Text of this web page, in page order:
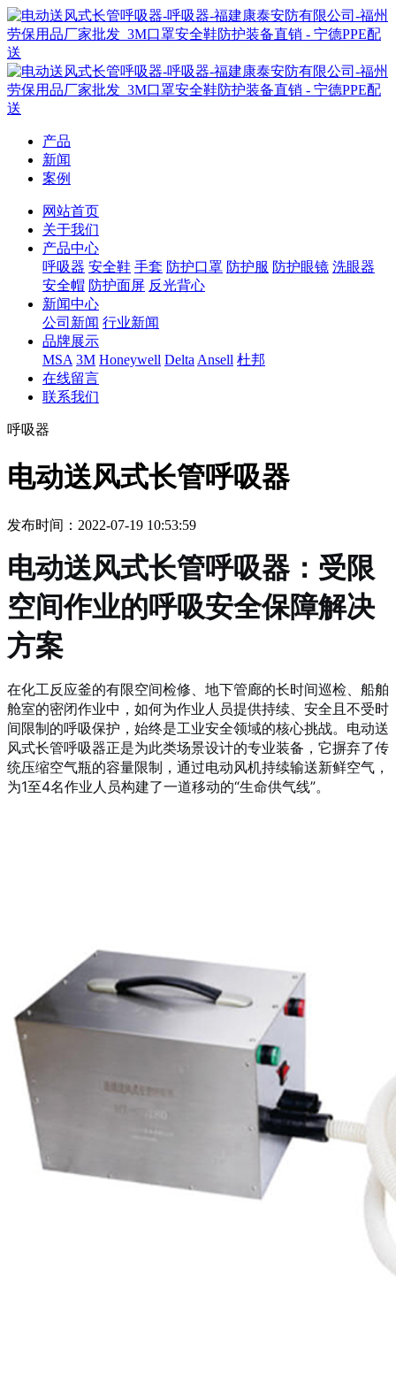
产品
新闻
案例
网站首页
关于我们
产品中心
呼吸器 安全鞋 手套 防护口罩 防护服 防护眼镜 洗眼器
安全帽 防护面屏 反光背心
新闻中心
公司新闻 行业新闻
品牌展示
MSA 3M Honeywell Delta Ansell 杜邦
在线留言
联系我们
呼吸器
电动送风式长管呼吸器
发布时间：2022-07-19 10:53:59
电动送风式长管呼吸器：受限
空间作业的呼吸安全保障解决
方案
在化工反应釜的有限空间检修、地下管廊的长时间巡检、船舶
舱室的密闭作业中，如何为作业人员提供持续、安全且不受时
间限制的呼吸保护，始终是工业安全领域的核心挑战。电动送
风式长管呼吸器正是为此类场景设计的专业装备，它摒弃了传
统压缩空气瓶的容量限制，通过电动风机持续输送新鲜空气，
为1至4名作业人员构建了一道移动的“生命供气线”。